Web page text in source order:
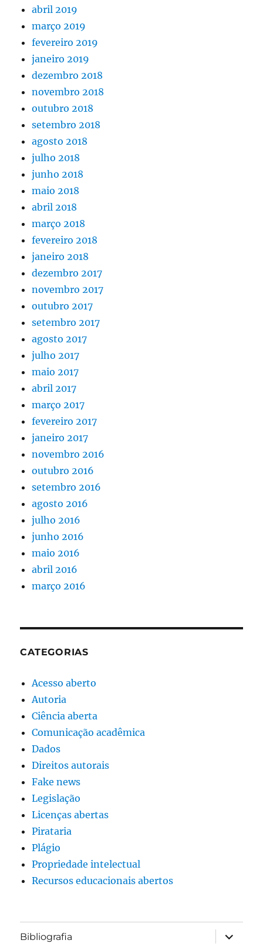
abril 2019
março 2019
fevereiro 2019
janeiro 2019
dezembro 2018
novembro 2018
outubro 2018
setembro 2018
agosto 2018
julho 2018
junho 2018
maio 2018
abril 2018
março 2018
fevereiro 2018
janeiro 2018
dezembro 2017
novembro 2017
outubro 2017
setembro 2017
agosto 2017
julho 2017
maio 2017
abril 2017
março 2017
fevereiro 2017
janeiro 2017
novembro 2016
outubro 2016
setembro 2016
agosto 2016
julho 2016
junho 2016
maio 2016
abril 2016
março 2016
CATEGORIAS
Acesso aberto
Autoria
Ciência aberta
Comunicação acadêmica
Dados
Direitos autorais
Fake news
Legislação
Licenças abertas
Pirataria
Plágio
Propriedade intelectual
Recursos educacionais abertos
Bibliografia
expandir